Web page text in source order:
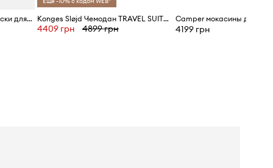
United Colors of Benetton Носки для детей 4 шт. Konges Sløjd Чемодан TRAVEL SUITCASE
4409 грн 4899 грн 4199 грн